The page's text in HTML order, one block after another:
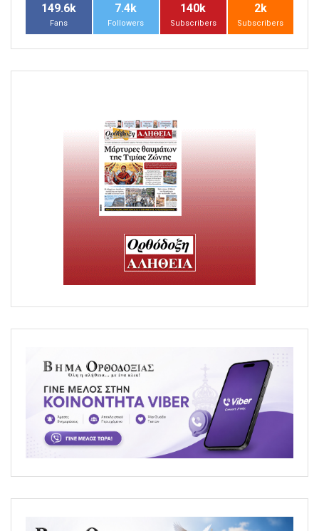
149.6k
Fans
7.4k
Followers
140k
Subscribers
2k
Subscribers